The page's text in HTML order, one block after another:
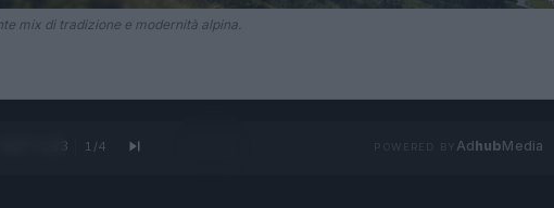
mix di tradizione e modernità alpina.
0:28 / 1:23 1 /4 AdhubMedia